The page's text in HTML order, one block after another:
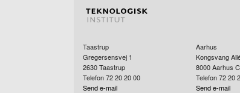
Taastrup
Gregersensvej 1
2630Taastrup
Telefon 72 20 20 00
Send e-mail
Aarhus
Kongsvang
8000 Aarhus C
Telefon 72 20
Send e-mail